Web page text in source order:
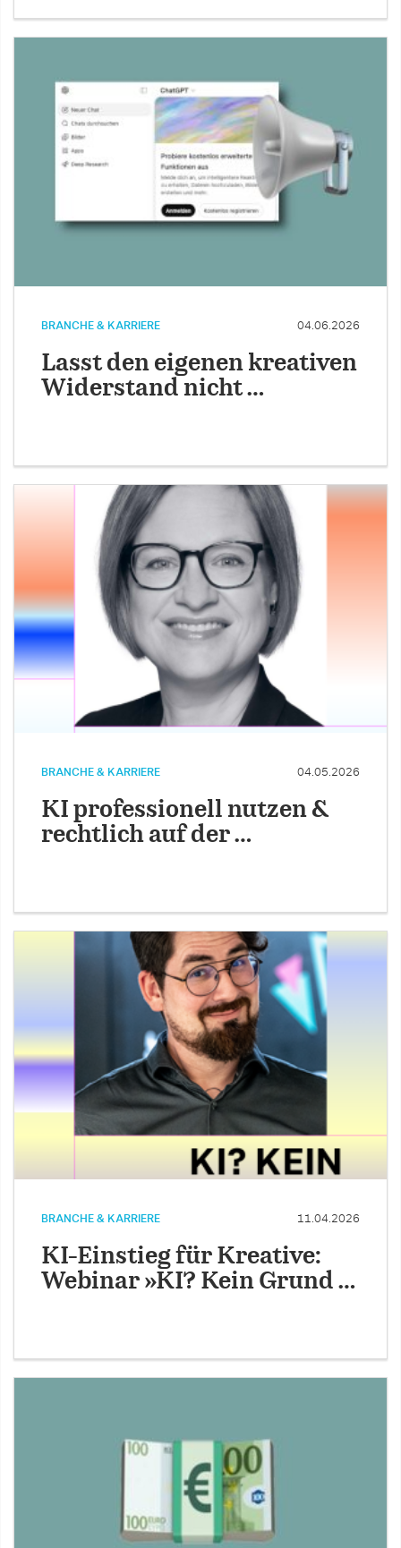
BRANCHE & KARRIERE 04.06.2026
Lasst den eigenen kreativen
Widerstand nicht …
BRANCHE & KARRIERE 04.05.2026
KI professionell nutzen &
rechtlich auf der …
BRANCHE & KARRIERE 11.04.2026
KI-Einstieg für Kreative:
Webinar »KI? Kein Grund …